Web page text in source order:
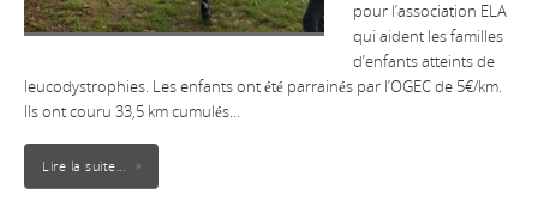
pour l’association ELA
qui aident les familles
d’enfants atteints de
leucodystrophies. Les enfants ont été parrainés par l’OGEC de 5€/km.
Ils ont couru 33,5 km cumulés…
Lire la suite…